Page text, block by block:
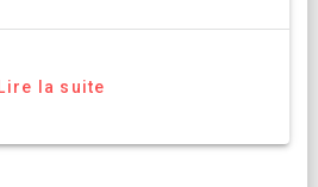
Lire la suite